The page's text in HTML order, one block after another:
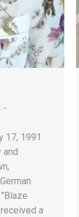
17, 1991
and
a